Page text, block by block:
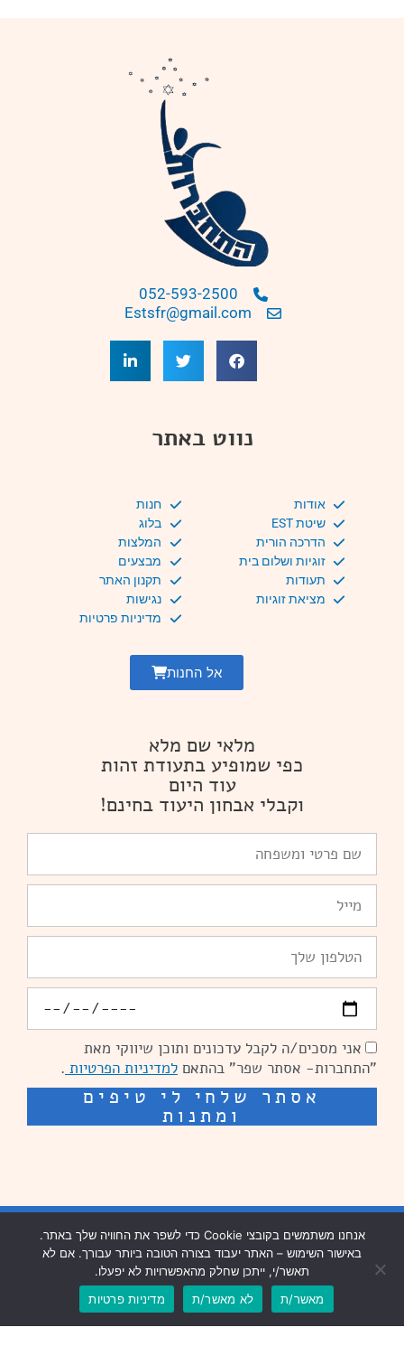
052-593-2500
Estsfr@gmail.com
נווט באתר
אודות
שיטת EST
הדרכה הורית
זוגיות ושלום בית
תעודות
מציאת זוגיות
חנות
בלוג
המלצות
מבצעים
תקנון האתר
נגישות
מדיניות פרטיות
אל החנות
מלאי שם מלא
כפי שמופיע בתעודת זהות
עוד היום
וקבלי אבחון היעוד בחינם!
פרטי
ומשפחה
הסכמהאני מסכים/ה לקבל עדכונים ותוכן שיווקי מאת
"התחברות- אסתר שפר" בהתאם למדיניות הפרטיות .
אסתר שלחי לי טיפים
ומתנות
שיפור מהירות אתרים נזר מדיה
עיצוב וכתיבה שיווקית: פנדה תקשורת
אנחנו משתמשים בקובצי Cookie כדי לשפר את החוויה שלך באתר.
באישור השימוש – האתר יעבוד בצורה הטובה ביותר עבורך. אם לא
תאשר/י, ייתכן שחלק מהאפשרויות לא יפעלו.
מאשר/ת
לא מאשר/ת מדיניות פרטיות